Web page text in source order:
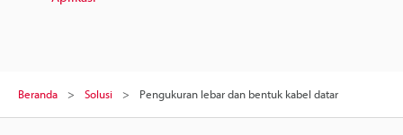
Beranda Solusi Pengukuran lebar dan bentuk kabel datar